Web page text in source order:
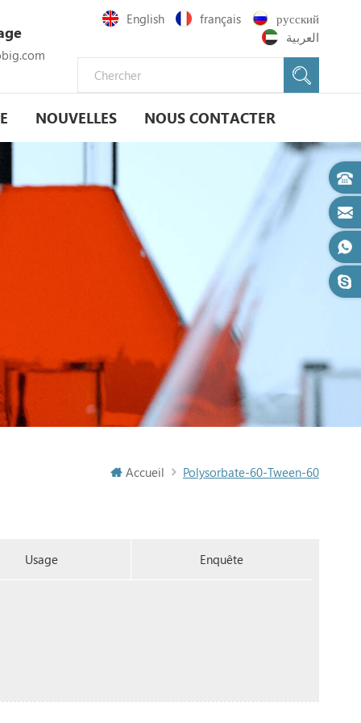
English français
русский
العربية
NOUVELLES NOUS CONTACTER
Accueil Polysorbate-60-Tween-60
Usage Enquête